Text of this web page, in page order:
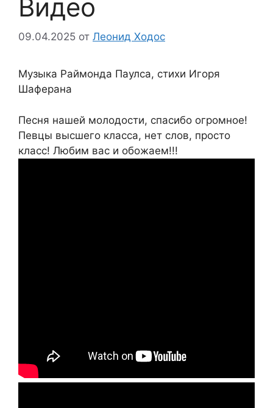
Видео
09.04.2025 от Леонид Ходос
Музыка Раймонда Паулса, стихи Игоря
Шаферана
Песня нашей молодости, спасибо огромное!
Певцы высшего класса, нет слов, просто
класс! Любим вас и обожаем!!!